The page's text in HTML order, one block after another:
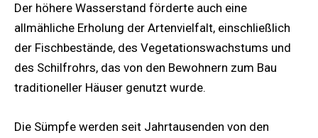
Der höhere Wasserstand förderte auch eine
allmähliche Erholung der Artenvielfalt, einschließlich
der Fischbestände, des Vegetationswachstums und
des Schilfrohrs, das von den Bewohnern zum Bau
traditioneller Häuser genutzt wurde.
Die Sümpfe werden seit Jahrtausenden von den